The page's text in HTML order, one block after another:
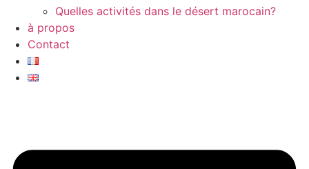
Quelles activités dans le désert marocain?
à propos
Contact